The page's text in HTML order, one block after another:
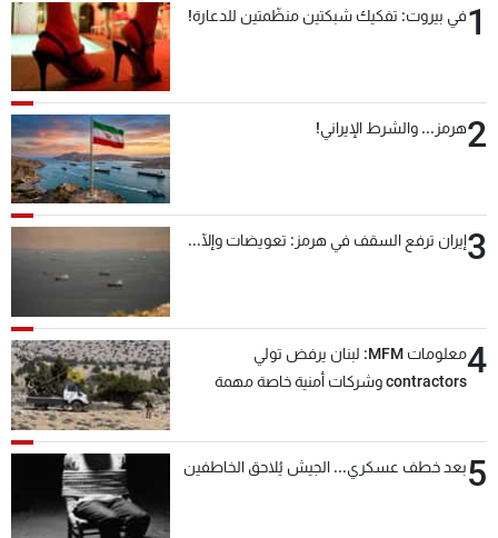
1في بيروت: تفكيك شبكتين منظّمتين للدعارة!
2هرمز... والشرط الإيراني!
3إيران ترفع السقف في هرمز: تعويضات وإلّا...
4
معلومات MFM: لبنان يرفض تولي
contractors وشركات أمنية خاصة مهمة
5بعد خطف عسكري... الجيش يُلاحق الخاطفين